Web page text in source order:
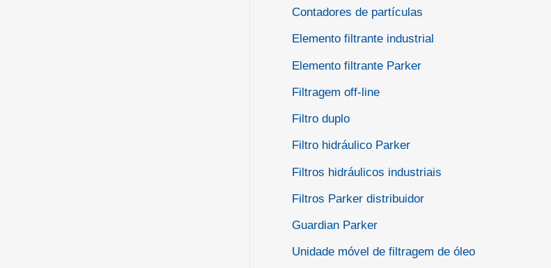
Contadores de partículas
Elemento filtrante industrial
Elemento filtrante Parker
Filtragem off-line
Filtro duplo
Filtro hidráulico Parker
Filtros hidráulicos industriais
Filtros Parker distribuidor
Guardian Parker
Unidade móvel de filtragem de óleo